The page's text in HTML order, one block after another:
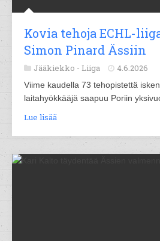
Kovia tehoja ECHL-
Simon Pinard Ässiin
Jääkiekko - Liiga 4.6.2026
Viime kaudella 73 tehopistettä
laitahyökkääjä saapuu Poriin
Lue lisää